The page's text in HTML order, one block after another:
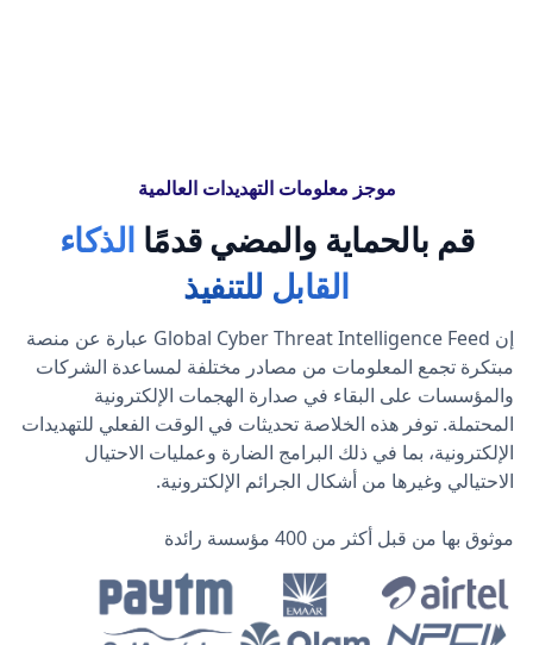
موجز معلومات التهديدات العالمية
قم بالحماية والمضي قدمًا الذكاء
القابل للتنفيذ
إن Global Cyber Threat Intelligence Feed عبارة عن منصة
مبتكرة تجمع المعلومات من مصادر مختلفة لمساعدة الشركات
والمؤسسات على البقاء في صدارة الهجمات الإلكترونية
المحتملة. توفر هذه الخلاصة تحديثات في الوقت الفعلي للتهديدات
الإلكترونية، بما في ذلك البرامج الضارة وعمليات الاحتيال
الاحتيالي وغيرها من أشكال الجرائم الإلكترونية.
موثوق بها من قبل أكثر من 400 مؤسسة رائدة